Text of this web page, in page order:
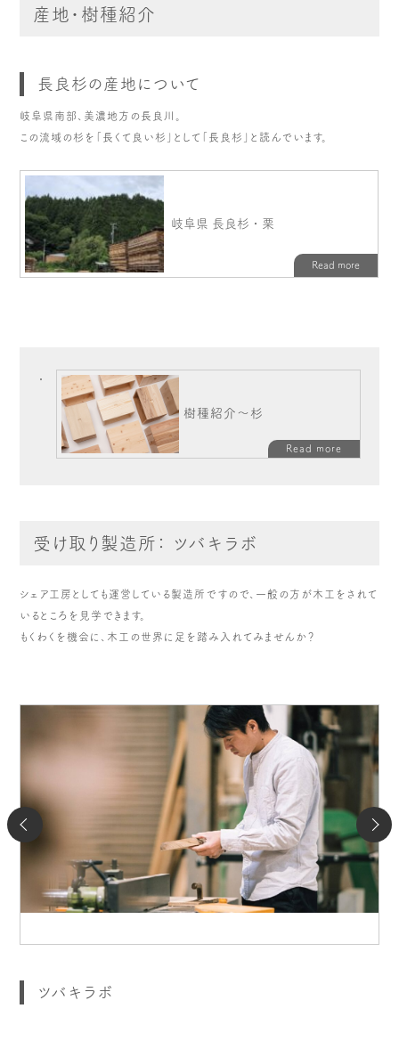
産地・樹種紹介
長良杉の産地について
岐阜県南部、美濃地方の長良川。
この流域の杉を「長くて良い杉」として「長良杉」と読んでいます。
樹種紹介～杉
Read more
受け取り製造所： ツバキラボ
シェア工房としても運営している製造所ですので、一般の方が木工をされて
いるところを見学できます。
もくわくを機会に、木工の世界に足を踏み入れてみませんか？
ツバキラボ